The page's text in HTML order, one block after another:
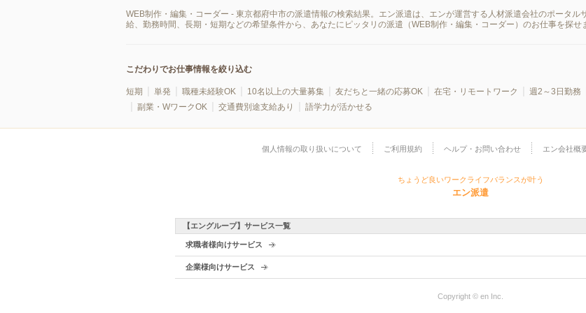
WEB制作・編集・コーダー - 東京都府中市の派遣情報の検索結果。エン派遣は、エンが運営する人材派遣会社のポータ
給、勤務時間、長期・短期などの希望条件から、あなたにピッタリの派遣（WEB制作・編集・コーダー）のお仕事を探せ
こだわりでお仕事情報を絞り込む
短期 単発 職種未経験OK 10名以上の大量募集 友だちと一緒の応募OK 在宅・リモートワーク 週2～3日勤務
副業・WワークOK
交通費別途支給あり 語学力が活かせる
個人情報の取り扱いについて ご利用規約 ヘルプ・お問い合わせ エン会社概
ちょうど良いワークライフバランスが叶う
エン派遣
【エングループ】サービス一覧
求職者様向けサービス
企業様向けサービス
Copyright © en Inc.